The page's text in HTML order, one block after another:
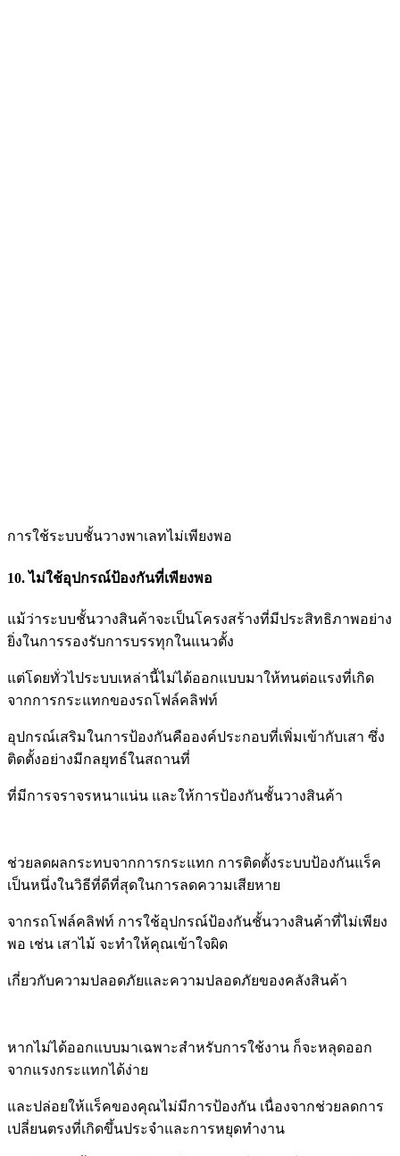
การใช้ระบบชั้นวางพาเลทไม่เพียงพอ
10. ไม่ใช้อุปกรณ์ป้องกันที่เพียงพอ
แม้ว่าระบบชั้นวางสินค้าจะเป็นโครงสร้างที่มีประสิทธิภาพอย่าง
ยิ่งในการรองรับการบรรทุกในแนวตั้ง
แต่โดยทั่วไประบบเหล่านี้ไม่ได้ออกแบบมาให้ทนต่อแรงที่เกิด
จากการกระแทกของรถโฟล์คลิฟท์
อุปกรณ์เสริมในการป้องกันคือองค์ประกอบที่เพิ่มเข้ากับเสา ซึ่ง
ติดตั้งอย่างมีกลยุทธ์ในสถานที่
ที่มีการจราจรหนาแน่น และให้การป้องกันชั้นวางสินค้า
ช่วยลดผลกระทบจากการกระแทก การติดตั้งระบบป้องกันแร็ค
เป็นหนึ่งในวิธีที่ดีที่สุดในการลดความเสียหาย
จากรถโฟล์คลิฟท์ การใช้อุปกรณ์ป้องกันชั้นวางสินค้าที่ไม่เพียง
พอ เช่น เสาไม้ จะทำให้คุณเข้าใจผิด
เกี่ยวกับความปลอดภัยและความปลอดภัยของคลังสินค้า
หากไม่ได้ออกแบบมาเฉพาะสำหรับการใช้งาน ก็จะหลุดออก
จากแรงกระแทกได้ง่าย
และปล่อยให้แร็คของคุณไม่มีการป้องกัน เนื่องจากช่วยลดการ
เปลี่ยนตรงที่เกิดขึ้นประจำและการหยุดทำงาน